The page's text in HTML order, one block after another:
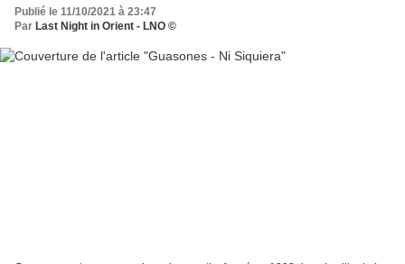
Publié le 11/10/2021 à 23:47
Par Last Night in Orient - LNO ©